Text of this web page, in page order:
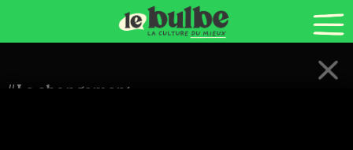
#Le changement
MÉDIA 100% INDÉPENDANT ET GRATUIT POUR PERMETTRE LA BASCULE CULTURELLE NÉCESSAIRE À LA BIFURCATION ÉCOLOGIQUE
CGU Règles de vie privéeFAQ